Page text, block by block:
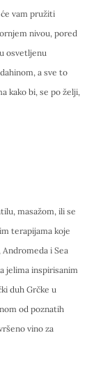
vam pružiti
nivou, pored
osvetljenu
a sve to
kako bi, se po želji,
masažom, ili se
terapijama koje
i Sea
jelima inspirisanim
duh Grčke u
od poznatih
vino za